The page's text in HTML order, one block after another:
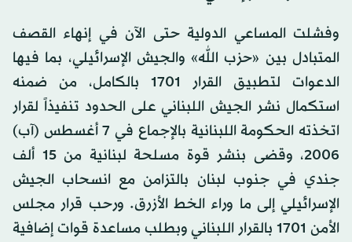
وفشلت المساعي الدولية حتى الآن في إنهاء القصف
المتبادل بين «حزب الله» والجيش الإسرائيلي، بما فيها
الدعوات لتطبيق القرار 1701 بالكامل، من ضمنه
استكمال نشر الجيش اللبناني على الحدود تنفيذاً لقرار
اتخذته الحكومة اللبنانية بالإجماع في 7 أغسطس (آب)
2006، وقضى بنشر قوة مسلحة لبنانية من 15 ألف
جندي في جنوب لبنان بالتزامن مع انسحاب الجيش
الإسرائيلي إلى ما وراء الخط الأزرق. ورحب قرار مجلس
الأمن 1701 بالقرار اللبناني وبطلب مساعدة قوات إضافية